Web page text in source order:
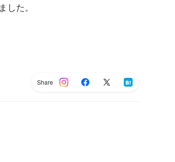
た。
Share